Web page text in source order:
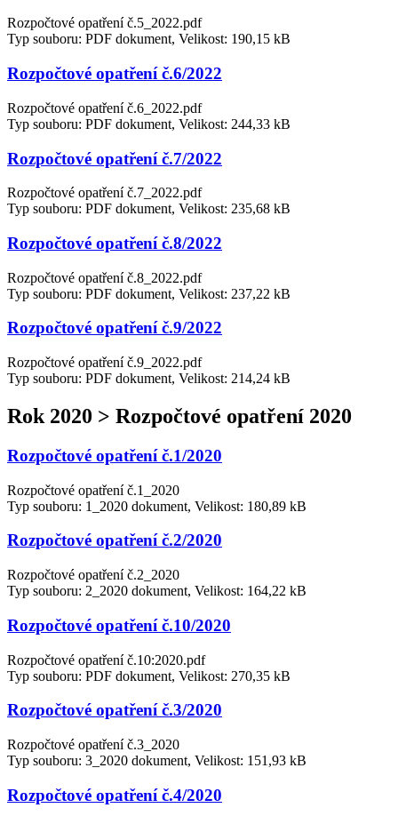
Rozpočtové opatření č.5_2022.pdf
Typ souboru: PDF dokument, Velikost: 190,15 kB
Rozpočtové opatření č.6/2022
Rozpočtové opatření č.6_2022.pdf
Typ souboru: PDF dokument, Velikost: 244,33 kB
Rozpočtové opatření č.7/2022
Rozpočtové opatření č.7_2022.pdf
Typ souboru: PDF dokument, Velikost: 235,68 kB
Rozpočtové opatření č.8/2022
Rozpočtové opatření č.8_2022.pdf
Typ souboru: PDF dokument, Velikost: 237,22 kB
Rozpočtové opatření č.9/2022
Rozpočtové opatření č.9_2022.pdf
Typ souboru: PDF dokument, Velikost: 214,24 kB
Rok 2020 > Rozpočtové opatření 2020
Rozpočtové opatření č.1/2020
Rozpočtové opatření č.1_2020
Typ souboru: 1_2020 dokument, Velikost: 180,89 kB
Rozpočtové opatření č.2/2020
Rozpočtové opatření č.2_2020
Typ souboru: 2_2020 dokument, Velikost: 164,22 kB
Rozpočtové opatření č.10/2020
Rozpočtové opatření č.10:2020.pdf
Typ souboru: PDF dokument, Velikost: 270,35 kB
Rozpočtové opatření č.3/2020
Rozpočtové opatření č.3_2020
Typ souboru: 3_2020 dokument, Velikost: 151,93 kB
Rozpočtové opatření č.4/2020